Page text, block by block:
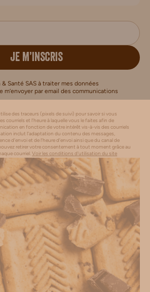
JE M’INSCRIS
Santé SAS à traiter mes données
m’envoyer par email des communications
des traceurs (pixels de suivi) pour savoir si vous
courriels et l’heure à laquelle vous le faites afin de
en fonction de votre intérêt vis-à-vis des courriels
inclut l’adaptation du contenu des messages,
d’envoi et de l’heure d’envoi ainsi que du canal de
retirer votre consentement à tout moment grâce au
courriel.Voir les conditions d'utilisation du site